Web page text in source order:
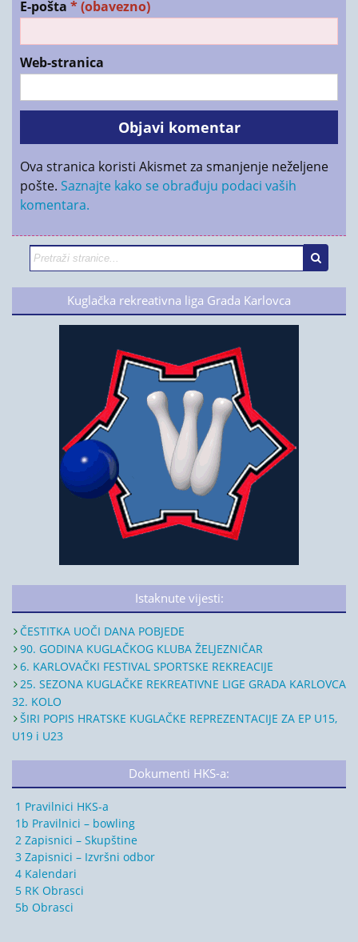
E-pošta * (obavezno)
Web-stranica
Ova stranica koristi Akismet za smanjenje neželjene
pošte. Saznajte kako se obrađuju podaci vaših
komentara.
Kuglačka rekreativna liga Grada Karlovca
Istaknute vijesti:
ČESTITKA UOČI DANA POBJEDE
90. GODINA KUGLAČKOG KLUBA ŽELJEZNIČAR
6. KARLOVAČKI FESTIVAL SPORTSKE REKREACIJE
25. SEZONA KUGLAČKE REKREATIVNE LIGE GRADA KARLOVCA
32. KOLO
ŠIRI POPIS HRATSKE KUGLAČKE REPREZENTACIJE ZA EP U15,
U19 i U23
Dokumenti HKS-a:
1 Pravilnici HKS-a
1b Pravilnici – bowling
2 Zapisnici – Skupštine
3 Zapisnici – Izvršni odbor
4 Kalendari
5 RK Obrasci
5b Obrasci